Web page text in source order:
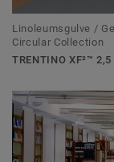
Linoleumsgulve /
Circular Collection
TRENTINO XF²™